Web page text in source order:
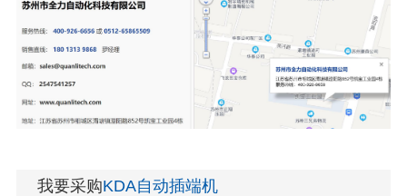
我要采购KDA自动插端机